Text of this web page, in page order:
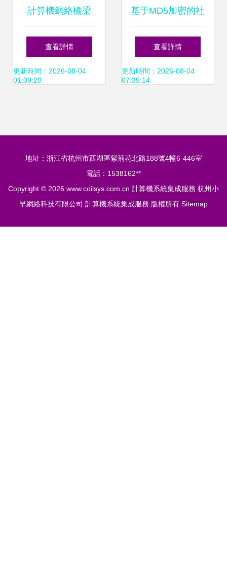
計算機網絡橋梁
TCP/IP協議與計算
機系統集成服務的
查看詳情
更新時間：2026-08-04
01:09:20
基于MD5加密的社
區老年人信息管理
系統設計與實現
查看詳情
更新時間：2026-08-04
07:35:14
地址：浙江省杭州市西湖區紫荊花北路188號4幢6-446室
電話：1538162**
Copyright © 2026 www.coilsys.com.cn 計算機系統集成服務 杭州小
早網絡科技有限公司 計算機系統集成服務 版權所有 Sitemap